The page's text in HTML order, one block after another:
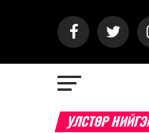
УЛСТӨР